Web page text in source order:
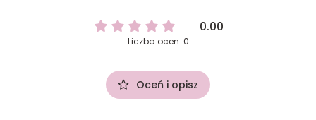
0.00
Liczba ocen: 0
Oceń i opisz